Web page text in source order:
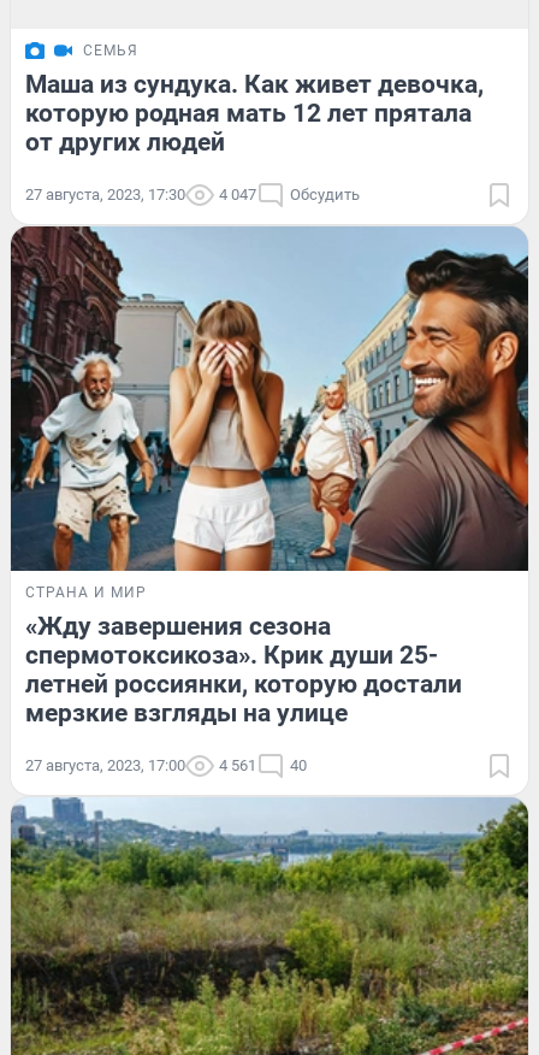
СЕМЬЯ
Маша из сундука. Как живет девочка,
которую родная мать 12 лет прятала
от других людей
27 августа, 2023, 17:30 4 047 Обсудить
СТРАНА И МИР
«Жду завершения сезона
спермотоксикоза». Крик души 25-
летней россиянки, которую достали
мерзкие взгляды на улице
27 августа, 2023, 17:00 4 561 40